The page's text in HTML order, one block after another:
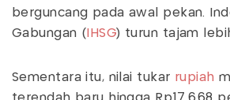
berguncang pada awal pekan.
Gabungan ( IHSG) turun tajam
Sementara itu, nilai tukar rupiah